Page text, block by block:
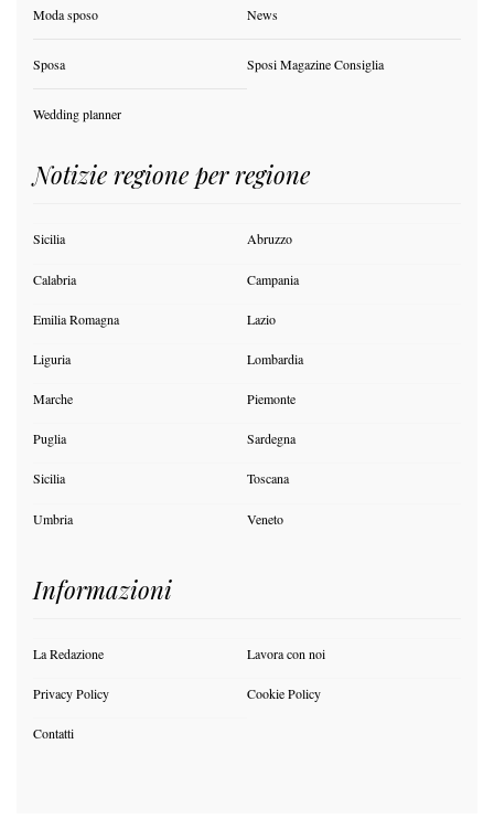
Moda sposo News
Sposa Sposi Magazine Consiglia
Wedding planner
Notizie regione per regione
Sicilia Abruzzo
Calabria Campania
Emilia Romagna Lazio
Liguria Lombardia
Marche Piemonte
Puglia Sardegna
Sicilia Toscana
Umbria Veneto
Informazioni
La Redazione Lavora con noi
Privacy Policy Cookie Policy
Contatti